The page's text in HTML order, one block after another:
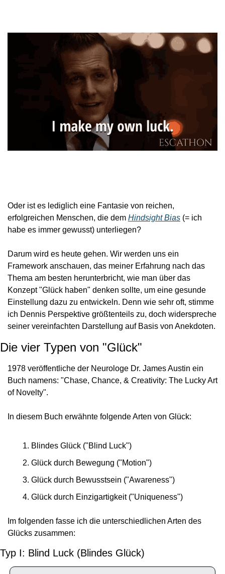
Oder ist es lediglich eine Fantasie von reichen,
erfolgreichen Menschen, die dem Hindsight Bias (= ich
habe es immer gewusst) unterliegen?
Darum wird es heute gehen. Wir werden uns ein
Framework anschauen, das meiner Erfahrung nach das
Thema am besten herunterbricht, wie man über das
Konzept "Glück haben" denken sollte, um eine gesunde
Einstellung dazu zu entwickeln. Denn wie sehr oft, stimme
ich Dennis Perspektive größtenteils zu, doch widerspreche
seiner vereinfachten Darstellung auf Basis von Anekdoten.
Die vier Typen von "Glück"
1978 veröffentliche der Neurologe Dr. James Austin ein
Buch namens: "Chase, Chance, & Creativity: The Lucky Art
of Novelty".
In diesem Buch erwähnte folgende Arten von Glück:
Blindes Glück ("Blind Luck")
Glück durch Bewegung ("Motion")
Glück durch Bewusstsein ("Awareness")
Glück durch Einzigartigkeit ("Uniqueness")
Im folgenden fasse ich die unterschiedlichen Arten des
Glücks zusammen:
Typ I: Blind Luck (Blindes Glück)